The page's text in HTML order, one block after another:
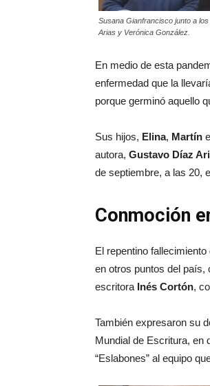
Susana Gianfrancisco junto a
Arias y Verónica González.
En medio de esta
enfermedad que la
porque germinó aquello
Sus hijos, Elina, Martín e
autora, Gustavo Díaz
de septiembre, a las 20,
Conmoción
El repentino
en otros puntos del país,
escritora Inés Cortón,
También expresaron su
Mundial de Escritura, en
“Eslabones” al equipo